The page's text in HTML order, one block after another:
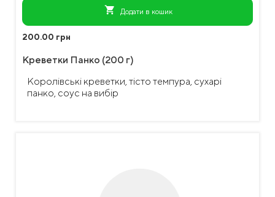
shopping_cart Додати в кошик
200.00 грн
Креветки Панко (200 г)
Королівські креветки, тісто темпура, сухарі
панко, соус на вибір